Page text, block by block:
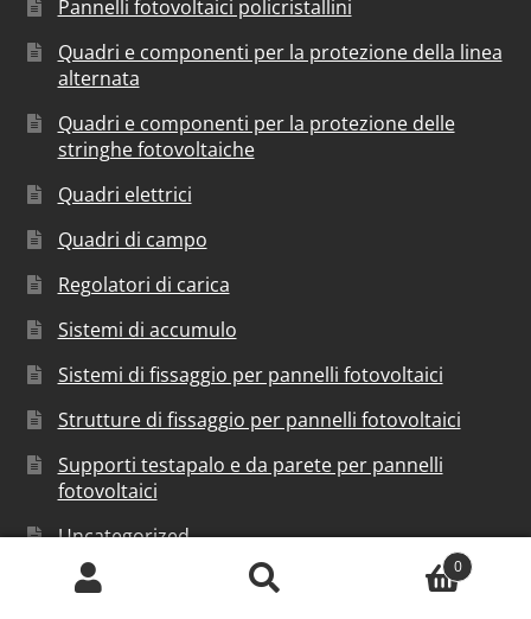
Pannelli fotovoltaici policristallini
Quadri e componenti per la protezione della linea
alternata
Quadri e componenti per la protezione delle
stringhe fotovoltaiche
Quadri elettrici
Quadri di campo
Regolatori di carica
Sistemi di accumulo
Sistemi di fissaggio per pannelli fotovoltaici
Strutture di fissaggio per pannelli fotovoltaici
Supporti testapalo e da parete per pannelli
fotovoltaici
Uncategorized
wallbox-e-colonnine-di-ricarica
0